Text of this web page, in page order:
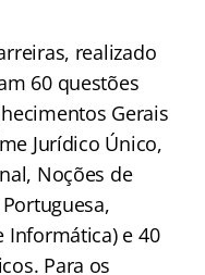
realizado
60 questões
Gerais
Jurídico Único,
Noções de
Informática) e 40
Para os